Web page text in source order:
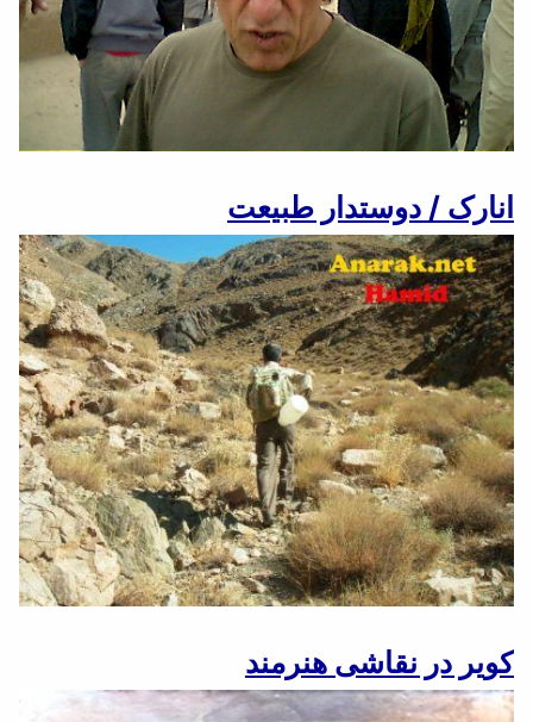
انارک / دوستدار طبیعت
کویر در نقاشی هنرمند